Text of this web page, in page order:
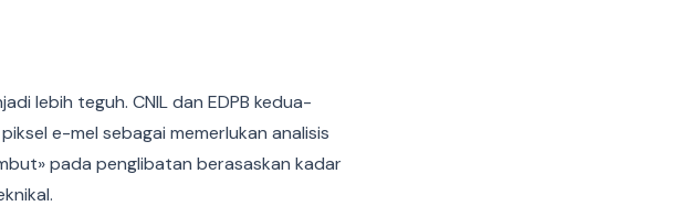
lebih teguh. CNIL dan EDPB kedua-
e-mel sebagai memerlukan analisis
pada penglibatan berasaskan kadar